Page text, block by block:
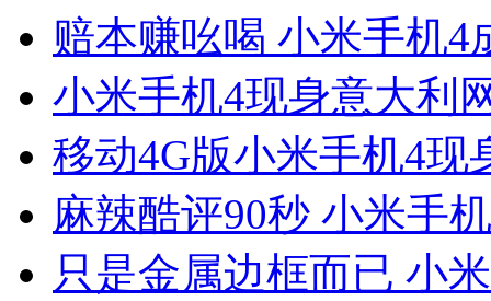
赔本赚吆喝 小米手机4
小米手机4现身意大利
移动4G版小米手机4现
麻辣酷评90秒 小米手
只是金属边框而已 小